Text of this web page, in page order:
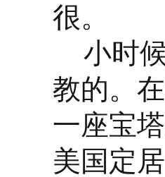
很。
小时候
教的。
一座宝
美国定